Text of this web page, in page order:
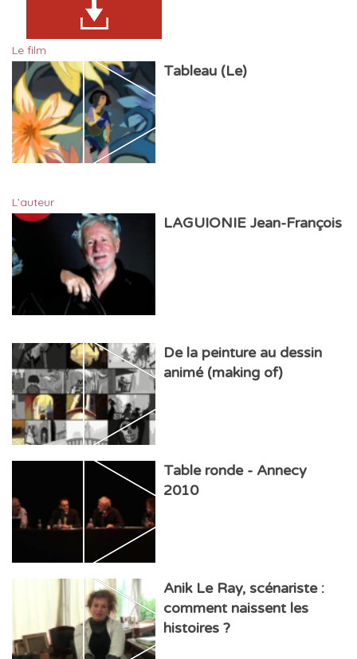
Le film
Tableau (Le)
L’auteur
LAGUIONIE Jean-François
De la peinture au dessin
animé (making of)
Table ronde - Annecy
2010
Anik Le Ray, scénariste :
comment naissent les
histoires ?